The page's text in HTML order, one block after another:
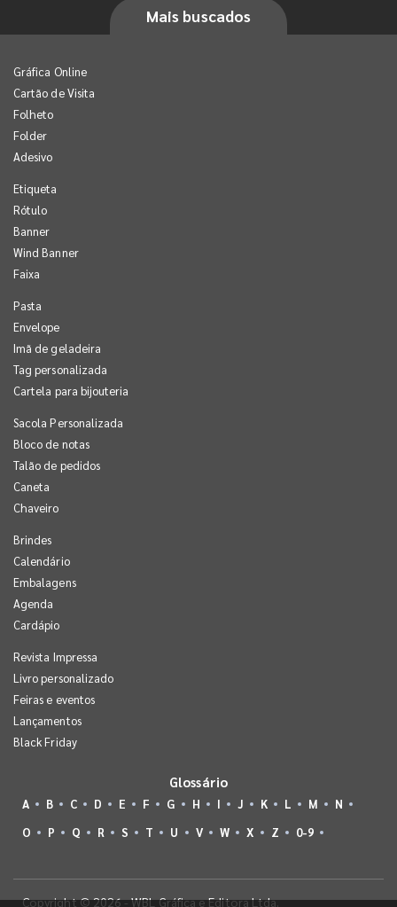
Mais buscados
Gráfica Online
Cartão de Visita
Folheto
Folder
Adesivo
Etiqueta
Rótulo
Banner
Wind Banner
Faixa
Pasta
Envelope
Imã de geladeira
Tag personalizada
Cartela para bijouteria
Sacola Personalizada
Bloco de notas
Talão de pedidos
Caneta
Chaveiro
Brindes
Calendário
Embalagens
Agenda
Cardápio
Revista Impressa
Livro personalizado
Feiras e eventos
Lançamentos
Black Friday
Glossário
A B C D E F G H I J K L M
N
O
P Q R S T U V W X Z 0-9
Copyright © 2026 - WBL Gráfica e Editora Ltda.